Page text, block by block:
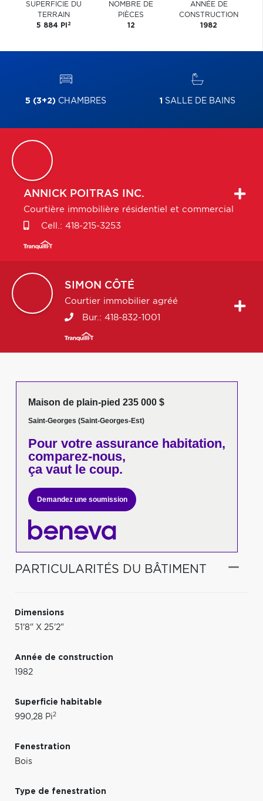
SUPERFICIE DU
TERRAIN
5 884 PI 2
NOMBRE DE
PIÈCES
12
ANNÉE DE
CONSTRUCTION
1982
5 (3+2) CHAMBRES 1 SALLE DE BAINS
ANNICK POITRAS INC.
Courtière immobilière résidentiel et commercial
Cell.: 418-215-3253
SIMON CÔTÉ
Courtier immobilier agréé
Bur.: 418-832-1001
Maison de plain-pied 235 000 $
Saint-Georges (Saint-Georges-Est)
Pour votreassurance habitation,
comparez-nous,
ça vaut le coup.
Demandez une soumission
PARTICULARITÉS DU BÂTIMENT
Dimensions
51'8" X 25'2"
Année de construction
1982
Superficie habitable
990,28 Pi2
Fenestration
Bois
Type de fenestration